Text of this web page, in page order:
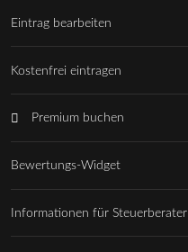
Eintrag bearbeiten
Kostenfrei eintragen
Premium buchen
Bewertungs-Widget
Informationen für Steuerberater